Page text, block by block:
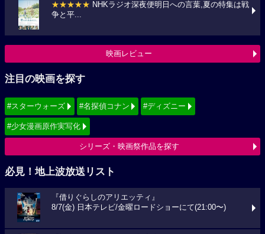
★★★★★ NHKラジオ深夜便明日への言葉,夏の特集は戦
争と平...
映画レビュー
注目の映画を探す
#スターウォーズ #名探偵コナン #ディズニー
#少女漫画原作実写化
シリーズ・映画祭作品を探す
必見！地上波放送リスト
『借りぐらしのアリエッティ』
8/7(金) 日本テレビ/金曜ロードショーにて(21:00〜)